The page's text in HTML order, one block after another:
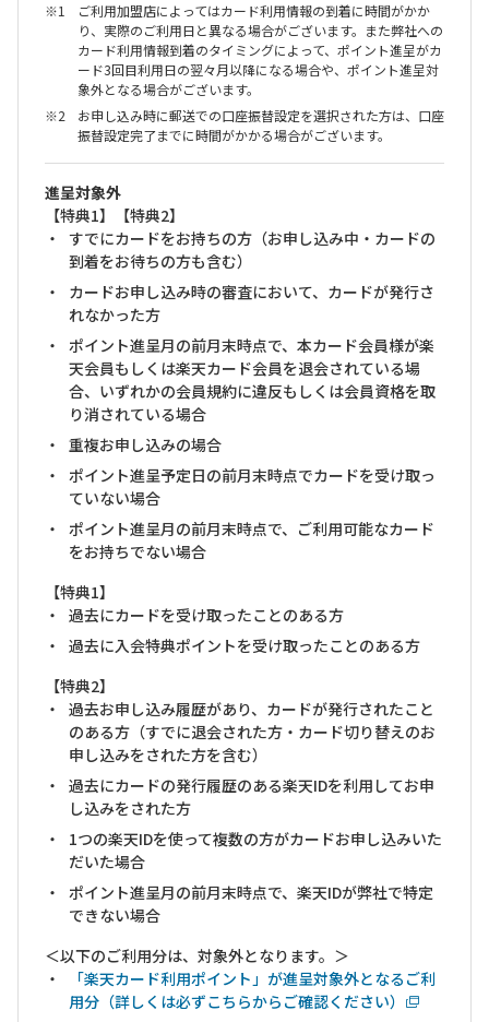
ご利用加盟店によってはカード利用情報の到着に時間がかか
り、実際のご利用日と異なる場合がございます。また弊社への
カード利用情報到着のタイミングによって、ポイント進呈がカ
ード3回目利用日の翌々月以降になる場合や、ポイント進呈対
象外となる場合がございます。
お申し込み時に郵送での口座振替設定を選択された方は、口座
振替設定完了までに時間がかかる場合がございます。
進呈対象外
【特典1】【特典2】
すでにカードをお持ちの方（お申し込み中・カードの
到着をお待ちの方も含む）
カードお申し込み時の審査において、カードが発行さ
れなかった方
ポイント進呈月の前月末時点で、本カード会員様が楽
天会員もしくは楽天カード会員を退会されている場
合、いずれかの会員規約に違反もしくは会員資格を取
り消されている場合
重複お申し込みの場合
ポイント進呈予定日の前月末時点でカードを受け取っ
ていない場合
ポイント進呈月の前月末時点で、ご利用可能なカード
をお持ちでない場合
【特典1】
過去にカードを受け取ったことのある方
過去に入会特典ポイントを受け取ったことのある方
【特典2】
過去お申し込み履歴があり、カードが発行されたこと
のある方（すでに退会された方・カード切り替えのお
申し込みをされた方を含む）
過去にカードの発行履歴のある楽天IDを利用してお申
し込みをされた方
1つの楽天IDを使って複数の方がカードお申し込みいた
だいた場合
ポイント進呈月の前月末時点で、楽天IDが弊社で特定
できない場合
＜以下のご利用分は、対象外となります。＞
「楽天カード利用ポイント」が進呈対象外となるご利
用分（詳しくは必ずこちらからご確認ください）